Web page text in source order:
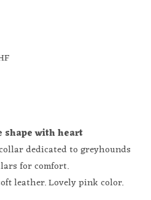
shape with heart
dedicated to greyhounds
for comfort.
leather. Lovely pink color.